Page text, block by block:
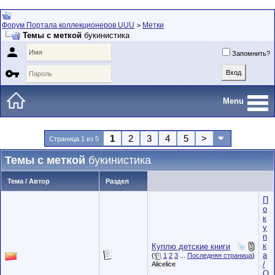
Форум Портала коллекционеров UUU > Метки
Темы с меткой букинистика
 Запомнить?

Menu
Страница 1 из 5 1 2 3 4 5 >
Темы с меткойбукинистика
Тема / Автор Раздел
Куплю детские книги
( 1 2 3 ... Последняя страница)
Alicelice
П
о
к
у
п
к
а
/